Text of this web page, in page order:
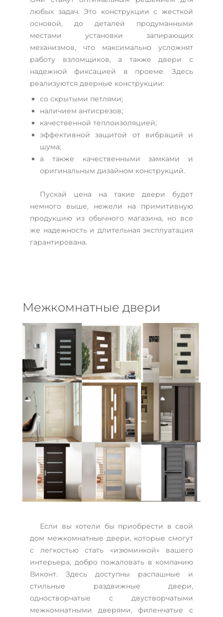
любых задач. Это конструкции с жесткой
основой, до деталей продуманными
местами установки запирающих
механизмов, что максимально усложнят
работу взломщиков, а также двери с
надежной фиксацией в проеме. Здесь
реализуются дверные конструкции:
со скрытыми петлями;
наличием антисрезов;
качественной теплоизоляцией;
эффективной защитой от вибраций и
шума;
а также качественными замками и
оригинальным дизайном конструкций.
Пускай цена на такие двери будет
немного выше, нежели на примитивную
продукцию из обычного магазина, но все
же надежность и длительная эксплуатация
гарантирована.
Межкомнатные двери
Если вы хотели бы приобрести в свой
дом межкомнатные двери, которые смогут
с легкостью стать «изюминкой» вашего
интерьера, добро пожаловать в компанию
Виконт. Здесь доступны распашные и
стильные раздвижные двери,
одностворчатые с двустворчатыми
межкомнатными дверями, филенчатые с